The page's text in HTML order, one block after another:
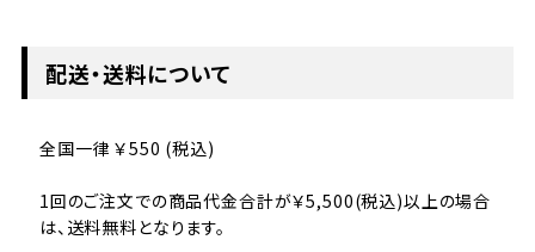
配送・送料について
全国一律 ￥550 (税込)
1回のご注文での商品代金合計が￥5,500(税込)以上の場合
は、送料無料となります。